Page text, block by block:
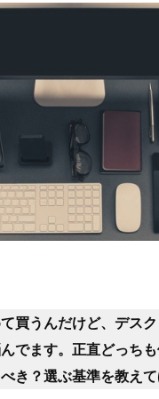
て買うんだけど、デス
でます。正直どっち
き？選ぶ基準を教えて